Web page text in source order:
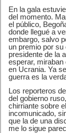
En la gala
del momento.
el público,
donde llegué a
embargo, salvo
un premio por
presidente de la
esperar, miraban
en Ucrania. Ya
guerra es la
Los reporteros
del gobierno
chirriante sobre
incomunicado,
que la de una
me lo sigue